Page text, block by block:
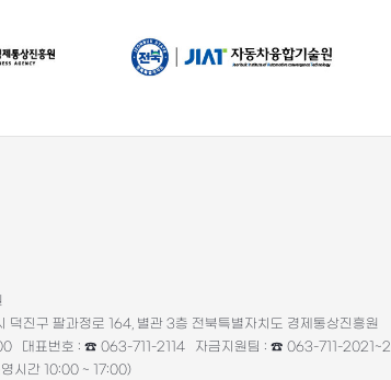
진구 팔과정로 164, 별관 3층 전북특별자치도 경제통상진흥원
대표번호 : ☎ 063-711-2114 자금지원팀 : ☎ 063-711-2021~2
시간 10:00 ~ 17:00)